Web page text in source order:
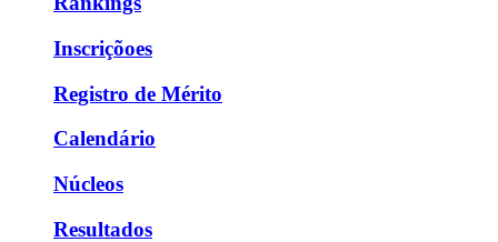
Inscriçõoes
Registro de Mérito
Calendário
Núcleos
Resultados